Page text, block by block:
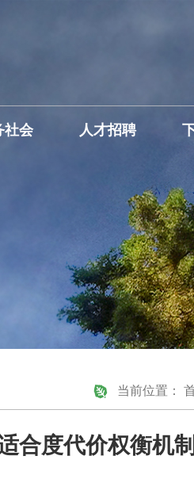
社会 人才招聘
当前位置：
合度代价权衡机